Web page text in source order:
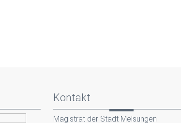
Kontakt
Magistrat der Stadt Melsungen